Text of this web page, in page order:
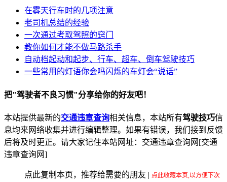
在雾天行车时的几项注意
老司机总结的经验
一次通过考取驾照的窍门
教你如何才能不做马路杀手
自动档起动和起步、行车、超车、倒车驾驶技巧
一些常用的灯语你会吗闪烁的车灯会“说话”
把"驾驶者不良习惯"分享给你的好友吧！
本站提供最新的交通违章查询相关信息，本站所有驾驶技巧信
息均来网络收集并进行编辑整理。如果有错误，我们接到反馈
后将及时更正。请大家记住本站网址：交通违章查询网[交通
违章查询网]
点此复制本页，推荐给需要的朋友 | 点此收藏本页,以方便下次